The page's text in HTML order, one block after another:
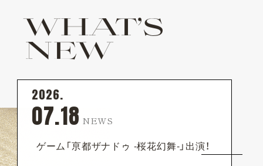
WHAT’S
NEW
2026.
07.18 NEWS
ゲーム「亰都ザナドゥ -桜花幻舞-」出演！